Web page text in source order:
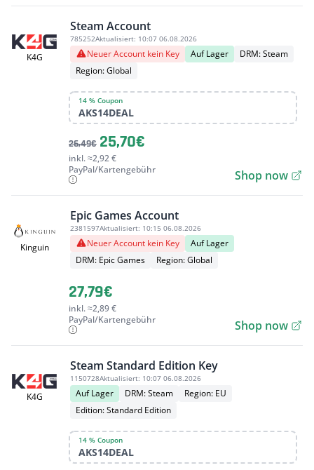
K4G
Steam Account
785252Aktualisiert: 10:07 06.08.2026
Neuer Account kein Key Auf Lager
DRM: Steam
Region: Global
14 % Coupon
AKS14DEAL
26,49€ 25,70€
inkl. ≈2,92 €
PayPal/Kartengebühr
Shop now
Kinguin
Epic Games Account
2381597Aktualisiert: 10:15 06.08.2026
Neuer Account kein Key
Auf Lager
DRM: Epic Games
Region: Global
27,79€
inkl. ≈2,89 €
PayPal/Kartengebühr
Shop now
K4G
Steam Standard Edition Key
1150728Aktualisiert: 10:07 06.08.2026
Auf Lager DRM: Steam
Region: EU
Edition: Standard Edition
14 % Coupon
AKS14DEAL